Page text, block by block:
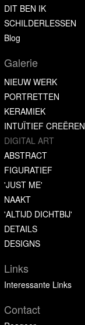
DIT BEN IK
SCHILDERLESSEN
Blog
Galerie
NIEUW WERK
PORTRETTEN
KERAMIEK
INTUÏTIEF CREËREN
DIGITAL ART
ABSTRACT
FIGURATIEF
'JUST ME'
NAAKT
'ALTIJD DICHTBIJ'
DETAILS
DESIGNS
Links
Interessante Links
Contact